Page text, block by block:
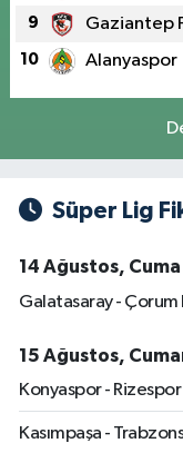
9 Gaziantep
10 Alanyaspor
Süper Lig
14 Ağustos, Cuma
Galatasaray - Çorum
15 Ağustos,
Konyaspor - Rizespor
Kasımpaşa -